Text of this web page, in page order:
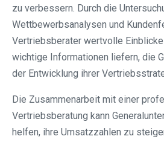
zu verbessern. Durch die
Wettbewerbsanalysen und
Vertriebsberater wertvolle
wichtige Informationen liefern, die
der Entwicklung ihrer
Die Zusammenarbeit mit einer
Vertriebsberatung kann
helfen, ihre Umsatzzahlen zu